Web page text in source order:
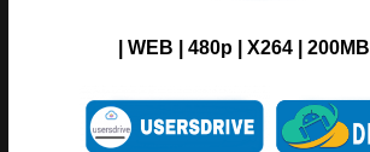
| WEB | 480p | X264 | 200MB